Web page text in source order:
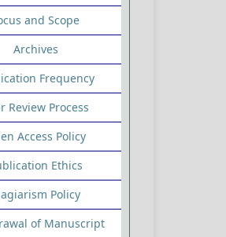
and Scope
Archives
Frequency
Review Process
Access Policy
Ethics
Policy
of Manuscript